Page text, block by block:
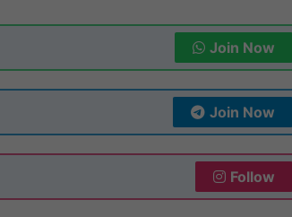
Join Now
Join Now
Follow